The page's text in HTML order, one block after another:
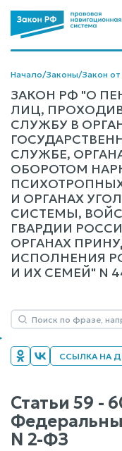
Начало/Законы/Закон от
ЗАКОН РФ "О
ЛИЦ,
СЛУЖБУ В
СЛУЖБЕ,
ОБОРОТОМ
И ОРГАНАХ
СИСТЕМЫ,
ГВАРДИИ
ОРГАНАХ
ИСПОЛНЕНИЯ
И ИХ СЕМЕЙ" N
ССЫЛКА НА
Статьи 59 -
N 2-ФЗ